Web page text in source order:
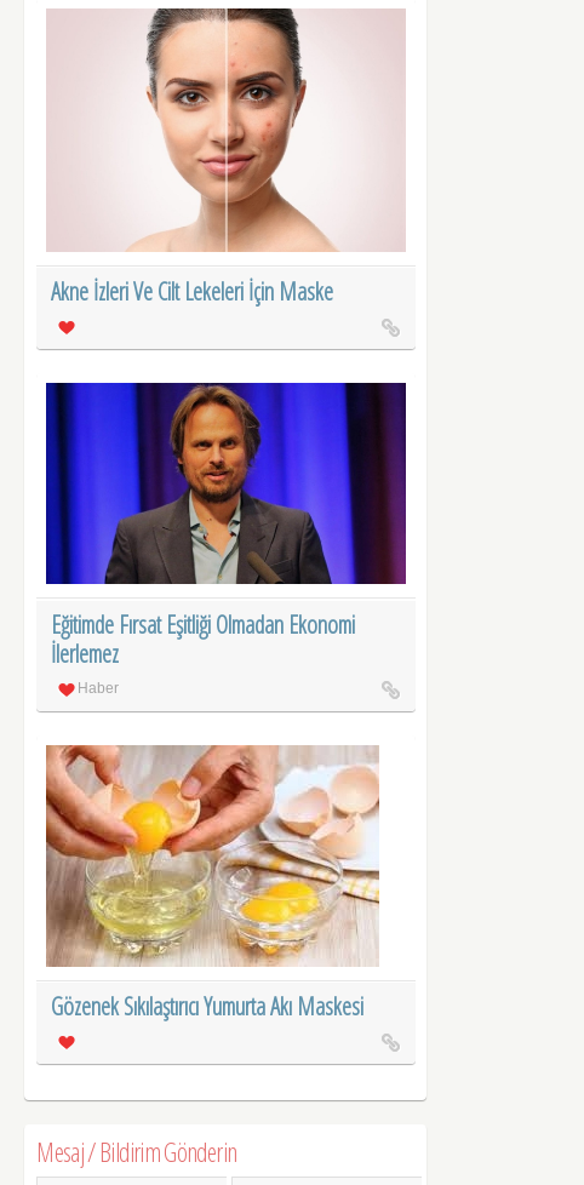
Akne İzleri Ve Cilt Lekeleri İçin Maske
Eğitimde Fırsat Eşitliği Olmadan Ekonomi
İlerlemez
Haber
Gözenek Sıkılaştırıcı Yumurta Akı Maskesi
Mesaj / Bildirim Gönderin